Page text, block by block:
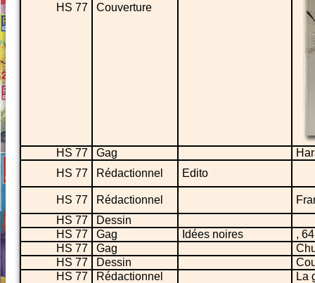
HS 77 Couverture
HS 77 Gag
HS 77
Rédactionnel Edito
HS 77 Rédactionnel
HS 77
Dessin
HS 77
Gag Idées noires
,
HS 77
Gag
HS 77
Dessin
HS 77
Rédactionnel
La